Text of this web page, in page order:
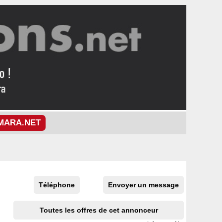
Téléphone Envoyer un message
Toutes les offres de cet annonceur